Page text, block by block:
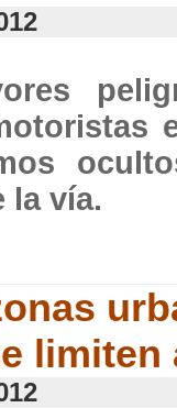
la vía.
limiten